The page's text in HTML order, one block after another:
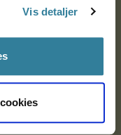
Vis detaljer